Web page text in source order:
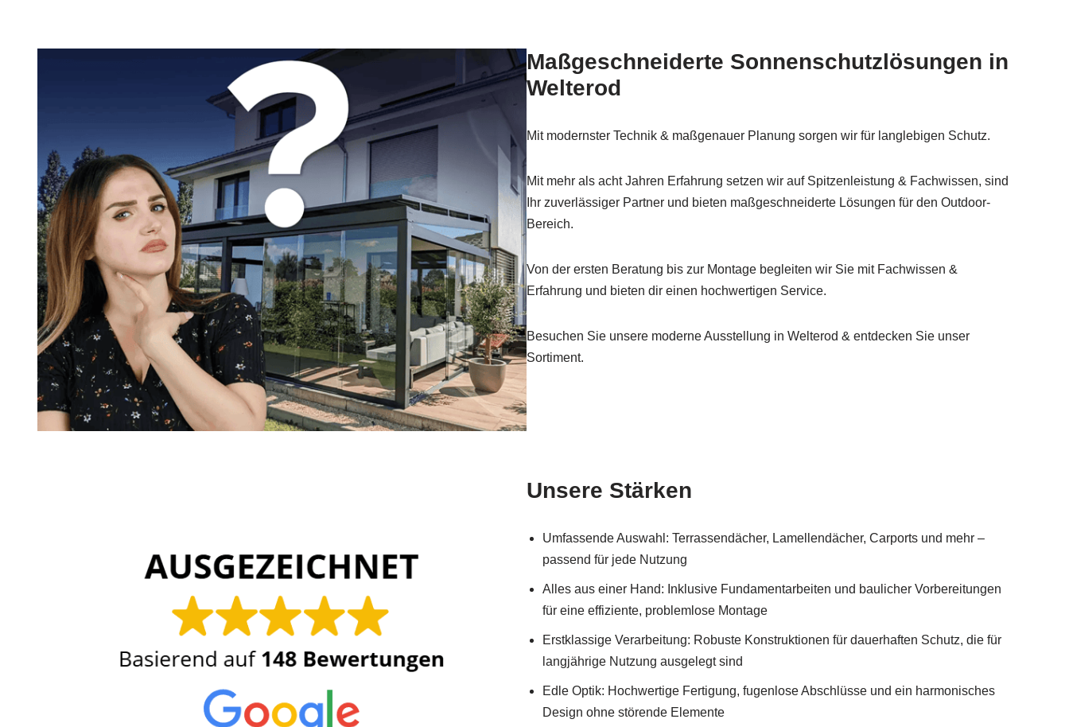
Maßgeschneiderte Sonnenschutzlösungen in
Welterod
Mit modernster Technik & maßgenauer Planung sorgen wir für langlebigen Schutz.
Mit mehr als acht Jahren Erfahrung setzen wir auf Spitzenleistung & Fachwissen, sind
Ihr zuverlässiger Partner und bieten maßgeschneiderte Lösungen für den Outdoor-
Bereich.
Von der ersten Beratung bis zur Montage begleiten wir Sie mit Fachwissen &
Erfahrung und bieten dir einen hochwertigen Service.
Besuchen Sie unsere moderne Ausstellung in Welterod & entdecken Sie unser
Sortiment.
Unsere Stärken
Umfassende Auswahl: Terrassendächer, Lamellendächer, Carports und mehr –
passend für jede Nutzung
Alles aus einer Hand: Inklusive Fundamentarbeiten und baulicher Vorbereitungen
für eine effiziente, problemlose Montage
Erstklassige Verarbeitung: Robuste Konstruktionen für dauerhaften Schutz, die für
langjährige Nutzung ausgelegt sind
Edle Optik: Hochwertige Fertigung, fugenlose Abschlüsse und ein harmonisches
Design ohne störende Elemente